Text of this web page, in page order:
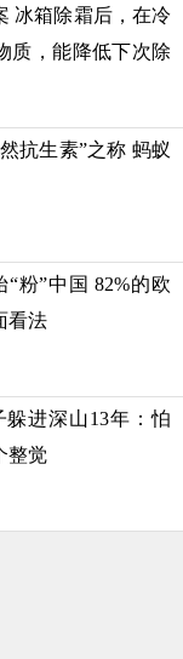
冰箱除霜后，在冷
质，能降低下次除
抗生素”之称 蚂蚁
粉”中国 82%的欧
看法
躲进深山13年：怕
整觉